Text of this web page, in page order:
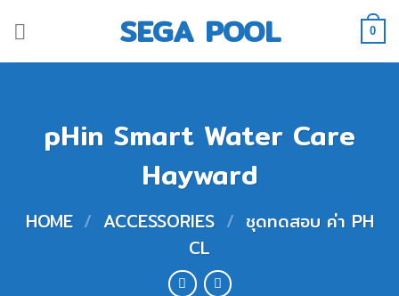
to
SEGA POOL 0
pHin Smart Water Care
Hayward
HOME / ACCESSORIES / ชุดทดสอบ ค่า PH
CL